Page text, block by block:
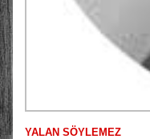
YALAN SÖYLEMEZ